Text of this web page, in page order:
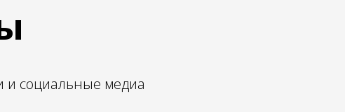
и социальные медиа